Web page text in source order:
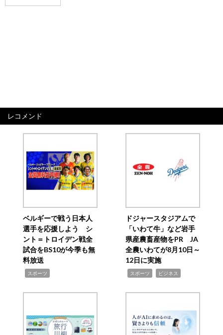
レコメンド
ベルギーで戦う日本人
選手を応援しよう シ
ント＝トロイデン戦全
試合をBS10が今季も無
料放送
スポーツ
ドジャースタジアムで
「いわて牛」など岩手
県産農畜産物をPR JA
全農いわてが8月10日～
12日に実施
スポーツ ビジネス